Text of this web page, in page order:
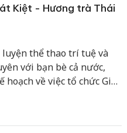
Kiệt - Hương trà Thái
thể thao trí tuệ và
với bạn bè cả nước,
về việc tổ chức Giải
hại trong vụ án